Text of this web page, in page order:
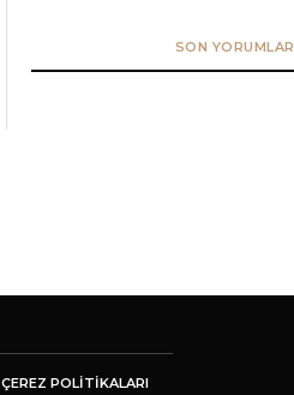
SON YORUMLAR
ÇEREZ POLITIKALARI